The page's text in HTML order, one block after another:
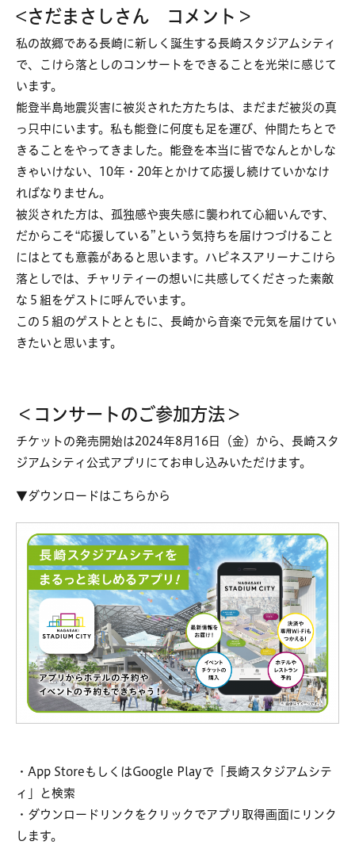
<さだまさしさん コメント＞
私の故郷である長崎に新しく誕生する長崎スタジアムシティ
で、こけら落としのコンサートをできることを光栄に感じて
います。
能登半島地震災害に被災された方たちは、まだまだ被災の真
っ只中にいます。私も能登に何度も足を運び、仲間たちとで
きることをやってきました。能登を本当に皆でなんとかしな
きゃいけない、10年・20年とかけて応援し続けていかなけ
ればなりません。
被災された方は、孤独感や喪失感に襲われて心細いんです、
だからこそ“応援している”という気持ちを届けつづけること
にはとても意義があると思います。ハピネスアリーナこけら
落としでは、チャリティーの想いに共感してくださった素敵
な５組をゲストに呼んでいます。
この５組のゲストとともに、長崎から音楽で元気を届けてい
きたいと思います。
＜コンサートのご参加方法＞
チケットの発売開始は2024年8月16日（金）から、長崎スタ
ジアムシティ公式アプリにてお申し込みいただけます。
▼ダウンロードはこちらから
・App StoreもしくはGoogle Playで「長崎スタジアムシテ
ィ」と検索
・ダウンロードリンクをクリックでアプリ取得画面にリンク
します。